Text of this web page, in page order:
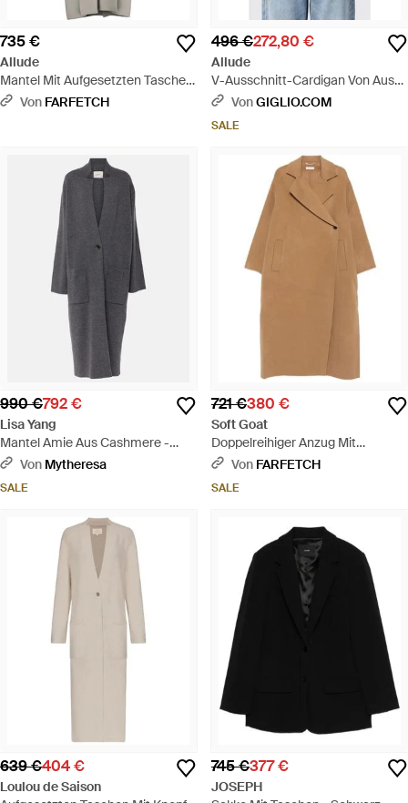
735 €
Allude
Mantel Mit Aufgesetzten Taschen
- Grau
Von FARFETCH
496 €272,80 €
Allude
V-Ausschnitt-Cardigan Von Aus
100 Kaschmir Mit Aufgesetzten
VonGIGLIO.COM
SALE
990 €792 €
Lisa Yang
Mantel Amie Aus Cashmere -
GrauVon Mytheresa
SALE
721 €380 €
Soft Goat
Doppelreihiger Anzug Mit
Aufgesetzten Taschen - Natur
Von FARFETCH
SALE
639 €404 €
Loulou de Saison
745 €377 €
JOSEPH